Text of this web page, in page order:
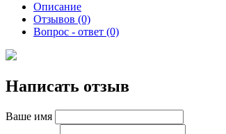
Описание
Отзывов (0)
Вопрос - ответ (0)
Написать отзыв
Ваше имя